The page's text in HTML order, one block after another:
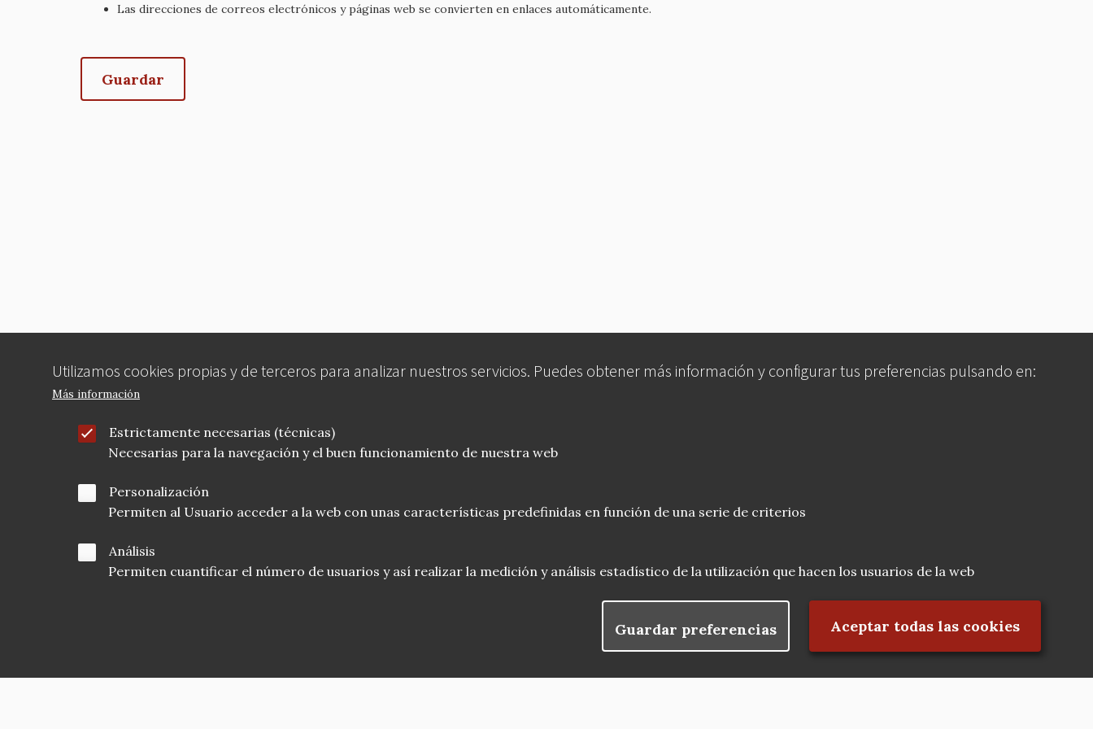
Utilizamos cookies propias y de terceros para analizar nuestros servicios. Puedes obtener más información y configurar tus preferencias pulsando en:
Más información
Estrictamente necesarias (técnicas)
Necesarias para la navegación y el buen funcionamiento de nuestra web
Personalización
Permiten al Usuario acceder a la web con unas características predefinidas en función de una serie de criterios
Análisis
Permiten cuantificar el número de usuarios y así realizar la medición y análisis estadístico de la utilización que hacen los usuarios de la web
Guardar preferencias Aceptar todas las cookies
Rechazar el consentimiento
Las direcciones de correos electrónicos y páginas web se convierten en enlaces automáticamente.